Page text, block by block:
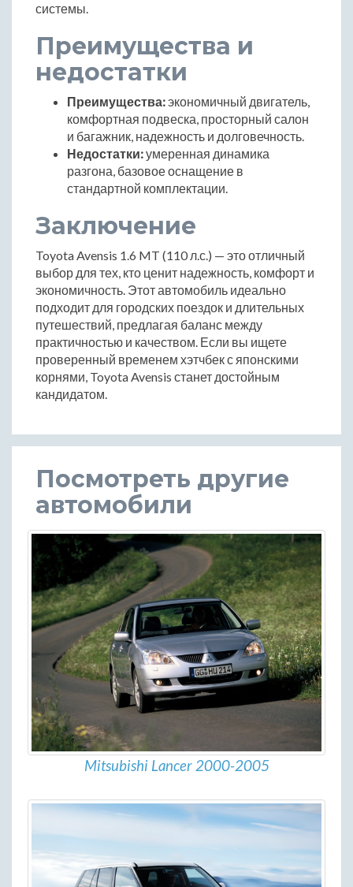
системы.
Преимущества и
недостатки
Преимущества:экономичный двигатель,
комфортная подвеска, просторный салон
и багажник, надежность и долговечность.
Недостатки:умеренная динамика
разгона, базовое оснащение в
стандартной комплектации.
Заключение
Toyota Avensis 1.6 MT (110 л.с.) — это отличный
выбор для тех, кто ценит надежность, комфорт и
экономичность. Этот автомобиль идеально
подходит для городских поездок и длительных
путешествий, предлагая баланс между
практичностью и качеством. Если вы ищете
проверенный временем хэтчбек с японскими
корнями, Toyota Avensis станет достойным
кандидатом.
Посмотреть другие
автомобили
Mitsubishi Lancer 2000-2005